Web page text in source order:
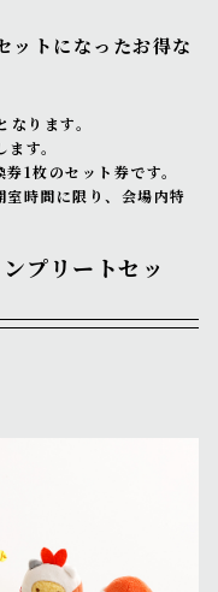
ットになったお得な
ります。
す。
1枚のセット券です。
時間に限り、会場内特
プリートセッ